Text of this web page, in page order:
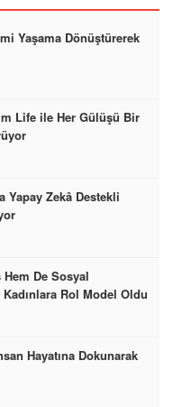
Yaşama Dönüştürerek
Life ile Her Gülüşü Bir
Yapay Zekâ Destekli
De Sosyal
Rol Model Oldu
Hayatına Dokunarak